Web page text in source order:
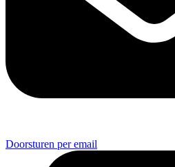
Doorsturen per email